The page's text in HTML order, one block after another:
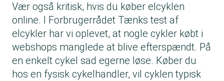
Vær også kritisk, hvis du køber elcyklen
online. I Forbrugerrådet Tænks test af
elcykler har vi oplevet, at nogle cykler købt i
webshops manglede at blive efterspændt. På
en enkelt cykel sad egerne løse. Køber du
hos en fysisk cykelhandler, vil cyklen typisk